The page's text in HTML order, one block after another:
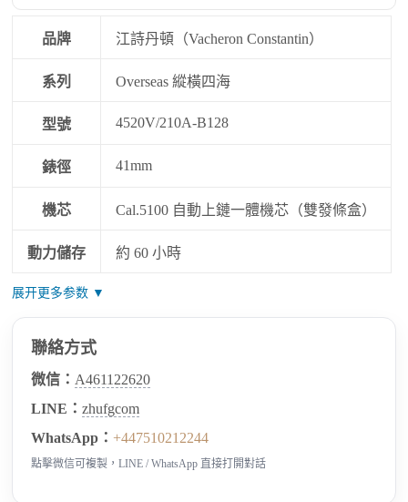
品牌 江詩丹頓（Vacheron Constantin）
系列 Overseas 縱橫四海
型號 4520V/210A-B128
錶徑 41mm
機芯 Cal.5100 自動上鏈一體機芯（雙發條盒）
動力儲存 約 60 小時
展开更多参数 ▼
聯絡方式
微信： A461122620
LINE：zhufgcom
WhatsApp：+447510212244
點擊微信可複製，LINE / WhatsApp 直接打開對話